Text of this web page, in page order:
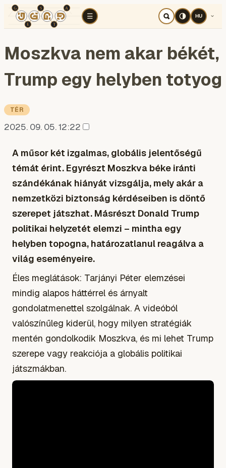
☰
TÉR KOGNITÍV HÁBORÚ
HU
Moszkva nem akar békét,
Trump egy helyben totyog
TÉR
2025. 09. 05. 12:22
A műsor két izgalmas, globális jelentőségű
témát érint. Egyrészt Moszkva béke iránti
szándékának hiányát vizsgálja, mely akár a
nemzetközi biztonság kérdéseiben is döntő
szerepet játszhat. Másrészt Donald Trump
politikai helyzetét elemzi – mintha egy
helyben topogna, határozatlanul reagálva a
világ eseményeire.
Éles meglátások: Tarjányi Péter elemzései
mindig alapos háttérrel és árnyalt
gondolatmenettel szolgálnak. A videóból
valószínűleg kiderül, hogy milyen stratégiák
mentén gondolkodik Moszkva, és mi lehet Trump
szerepe vagy reakciója a globális politikai
játszmákban.